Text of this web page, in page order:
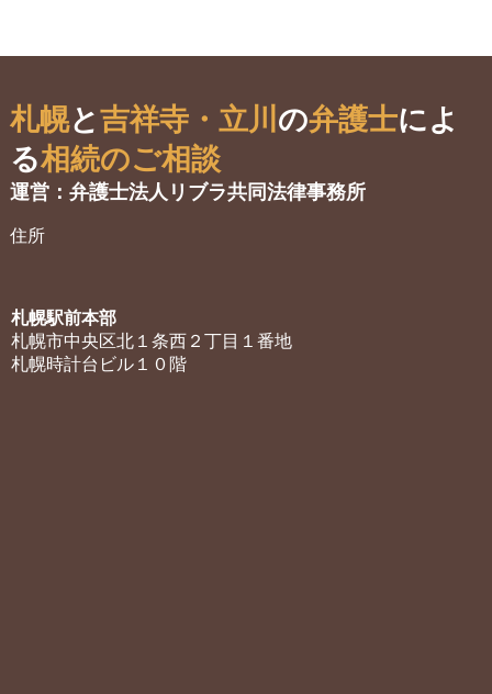
札幌と吉祥寺・立川 の弁護士によ
る相続のご相談
運営：弁護士法人リブラ共同法律事務所
住所
札幌駅前本部
札幌市中央区北１条西２丁目１番地
札幌時計台ビル１０階